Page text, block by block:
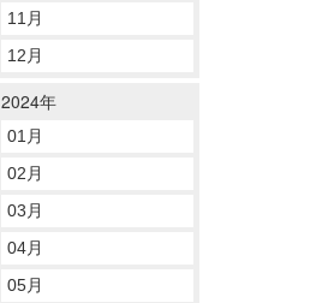
11月
12月
2024年
01月
02月
03月
04月
05月